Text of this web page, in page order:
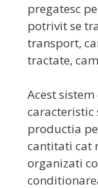
pregatesc
potrivit se
transport,
tractate,
Acest
caracteristic
productia
cantitati cat
organizati